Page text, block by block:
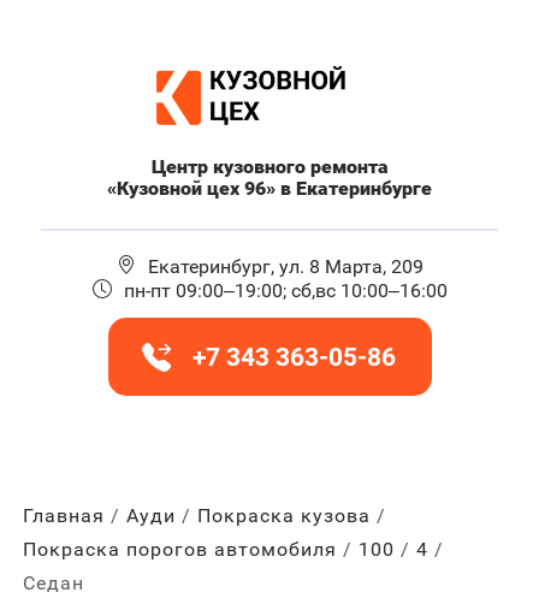
Центр кузовного ремонта
«Кузовной цех 96» в Екатеринбурге
Екатеринбург, ул. 8 Марта, 209
пн-пт 09:00–19:00; сб,вс 10:00–16:00
+7 343 363-05-86
Главная Ауди
Покраска кузова
Покраска порогов автомобиля
100
4
Седан